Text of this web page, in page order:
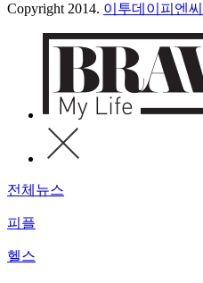
Copyright 2014. 이투데이피엔씨
전체뉴스
피플
헬스